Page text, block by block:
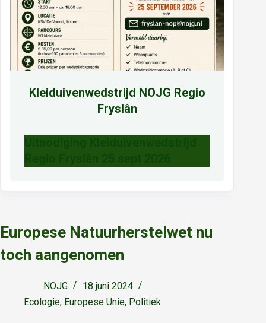
Europese Natuurherstelwet nu
toch aangenomen
NOJG
18 juni 2024
Ecologie, Europese Unie, Politiek
Kleiduivenwedstrijd NOJG Regio
Fryslân